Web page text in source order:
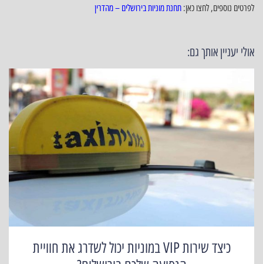
לפרטים נוספים, לחצו כאן:תחנת מוניות בירושלים – מהדרין
אולי יעניין אותך גם:
כיצד שירות VIP במוניות יכול לשדרג את חוויית